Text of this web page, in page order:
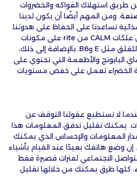
استهلاك الفواكه والخضروات
ومن المهم أيضًا أن يكون لدينا
تساعدنا على الحفاظ على هدوئنا.
على سبيل المثال، تحتوي علكات CALM من rite على مكونات
تخفف التوتر وفيتامينات للقلق مثل E وB6. بالإضافة إلى ذلك،
البابونج والأطعمة التي تحتوي على
الخضراء تعمل على خفض مستويات
لا تستطيع عقولنا التوقف عن
يمكنك تقليل تدفق المعلومات هذا
المعلومات والإحساس الذي يمكنك
وضع هاتفك بعيدًا عند القيام بأشياء
الاجتماعي لفترات قصيرة فقط
كلها طرق يمكنك من خلالها تقليل